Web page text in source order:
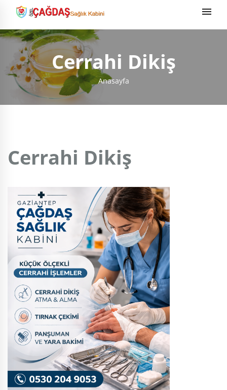
Cerrahi Dikiş
Anasayfa
Cerrahi Dikiş